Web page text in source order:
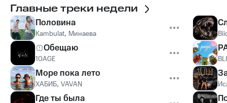
Главные треки недели
Половина
Kambulat, Минаева
Обещаю
10AGE
Море пока лето
ХАБИБ, VAVAN
Где ты была